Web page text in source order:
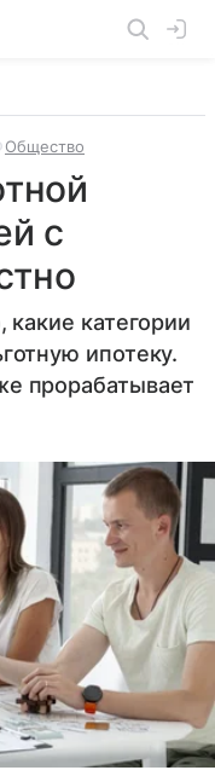
Общество
с
категории
ипотеку.
прорабатывает